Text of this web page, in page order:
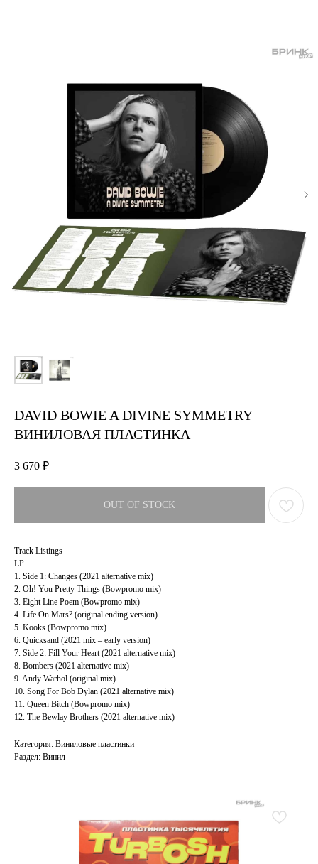
DAVID BOWIE A DIVINE SYMMETRY
ВИНИЛОВАЯ ПЛАСТИНКА
3 670 ₽
OUT OF STOCK
Track Listings
LP
1. Side 1: Changes (2021 alternative mix)
2. Oh! You Pretty Things (Bowpromo mix)
3. Eight Line Poem (Bowpromo mix)
4. Life On Mars? (original ending version)
5. Kooks (Bowpromo mix)
6. Quicksand (2021 mix – early version)
7. Side 2: Fill Your Heart (2021 alternative mix)
8. Bombers (2021 alternative mix)
9. Andy Warhol (original mix)
10. Song For Bob Dylan (2021 alternative mix)
11. Queen Bitch (Bowpromo mix)
12. The Bewlay Brothers (2021 alternative mix)
Категория: Виниловые пластинки
Раздел: Винил